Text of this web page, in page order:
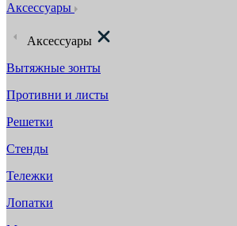
Аксессуары
Аксессуары
Вытяжные зонты
Противни и листы
Решетки
Стенды
Тележки
Лопатки